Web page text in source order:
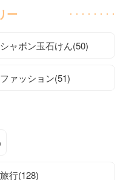
ー
シャボン玉石けん(50)
ファッション(51)
旅行(128)